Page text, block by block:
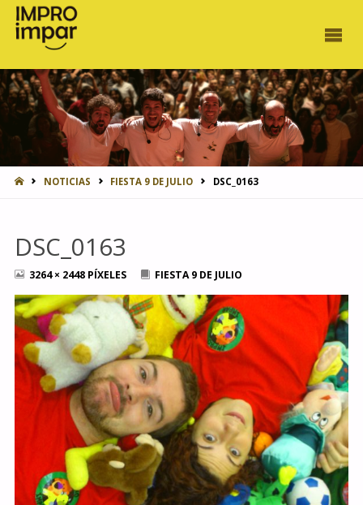
INICIONOTICIAS FIESTA 9 DE JULIO DSC_0163
DSC_0163
TAMAÑO
3264 × 2448 PÍXELES FIESTA 9 DE JULIO